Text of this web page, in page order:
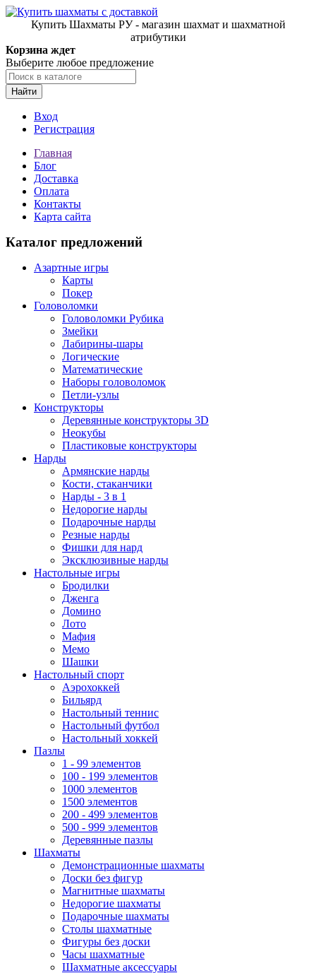
Купить Шахматы РУ - магазин шахмат и шахматной
атрибутики
Корзина ждет
Выберите любое предложение
Найти
Вход
Регистрация
Главная
Блог
Доставка
Оплата
Контакты
Карта сайта
Каталог предложений
Азартные игры
Карты
Покер
Головоломки
Головоломки Рубика
Змейки
Лабирины-шары
Логические
Математические
Наборы головоломок
Петли-узлы
Конструкторы
Деревянные конструкторы 3D
Неокубы
Пластиковые конструкторы
Нарды
Армянские нарды
Кости, стаканчики
Нарды - 3 в 1
Недорогие нарды
Подарочные нарды
Резные нарды
Фишки для нард
Эксклюзивные нарды
Настольные игры
Бродилки
Дженга
Домино
Лото
Мафия
Мемо
Шашки
Настольный спорт
Аэрохоккей
Бильярд
Настольный теннис
Настольный футбол
Настольный хоккей
Пазлы
1 - 99 элементов
100 - 199 элементов
1000 элементов
1500 элементов
200 - 499 элементов
500 - 999 элементов
Деревянные пазлы
Шахматы
Демонстрационные шахматы
Доски без фигур
Магнитные шахматы
Недорогие шахматы
Подарочные шахматы
Столы шахматные
Фигуры без доски
Часы шахматные
Шахматные аксессуары